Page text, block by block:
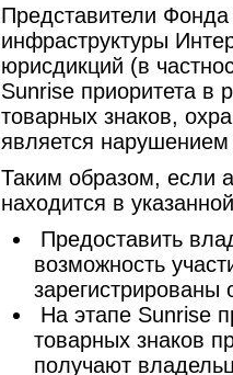
Представители Фонда
инфраструктуры
юрисдикций (в
Sunrise приоритета в
товарных знаков,
является нарушением
Таким образом, если
находится в
Предоставить
возможность
зарегистрированы
На этапе Sunrise
товарных знаков
получают